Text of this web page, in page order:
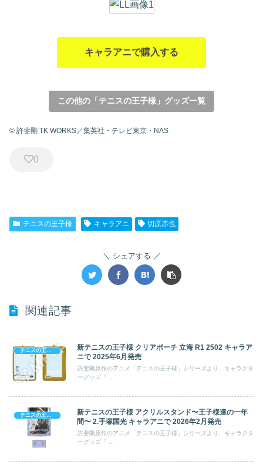
キャラアニで購入する
この他の「テニスの王子様」グッズ一覧
© 許斐剛 TK WORKS／集英社・テレビ東京・NAS
0
テニスの王子様 キャラアニ 切原赤也
シェアする
関連記事
テニスの王子様
新テニスの王子様 クリアポーチ 立海 R1 2502 キャラア
ニで 2025年6月発売
許斐剛原作のアニメ「テニスの王子様」シリーズより、キャラクタ
テニスの王子様
新テニスの王子様 アクリルスタンド〜王子様達の一年
間〜 2.手塚国光 キャラアニで 2026年2月発売
許斐剛原作のアニメ「テニスの王子様」シリーズより、キャラクタ